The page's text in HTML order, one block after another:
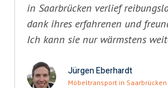
in Saarbrücken verlief
dank ihres erfahrenen und
Ich kann sie nur wärmstens
Jürgen Eberhardt
Möbeltransport in Saarbrücken